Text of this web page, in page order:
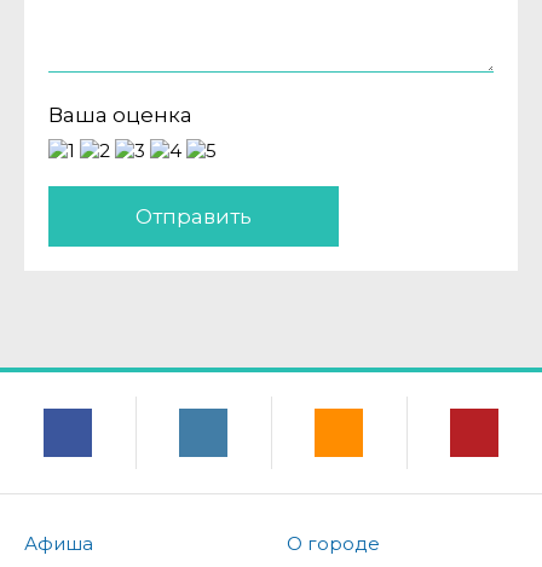
Ваша оценка
Отправить
Афиша
О городе